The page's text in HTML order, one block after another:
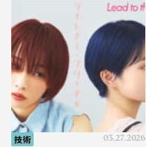
技術 03.27.2026